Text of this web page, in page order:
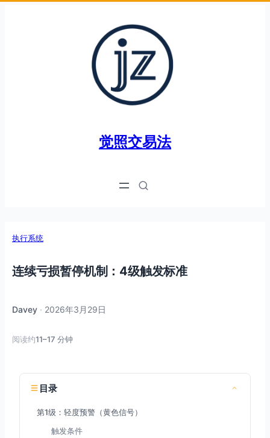
觉照交易法
执行系统
连续亏损暂停机制：4级触发标准
Davey · 2026年3月29日
阅读约11–17 分钟
目录
第1级：轻度预警（黄色信号）
触发条件